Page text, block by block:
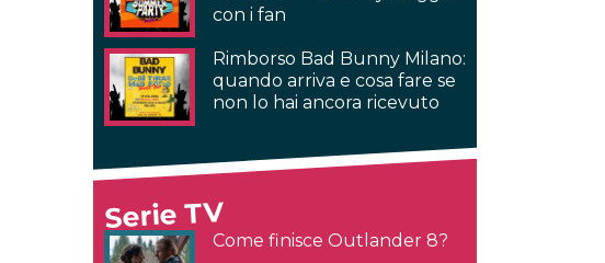
con i fan
Rimborso Bad Bunny Milano:
quando arriva e cosa fare se
non lo hai ancora ricevuto
Serie TV
Come finisce Outlander 8?